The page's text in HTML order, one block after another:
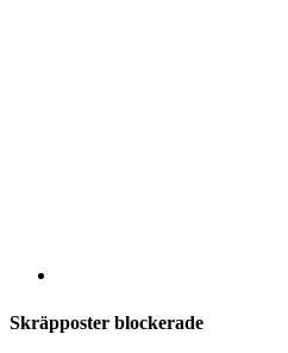
Skräpposter blockerade